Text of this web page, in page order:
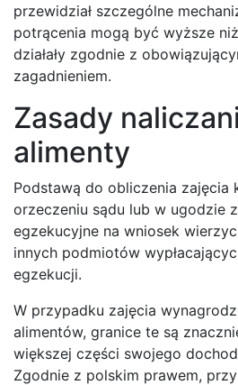
przewidział szczególne
potrącenia mogą być wyższe
działały zgodnie z
zagadnieniem.
Zasady
alimenty
Podstawą do obliczenia
orzeczeniu sądu lub w ugodzie
egzekucyjne na wniosek
innych podmiotów
egzekucji.
W przypadku zajęcia
alimentów, granice te są
większej części swojego
Zgodnie z polskim prawem,